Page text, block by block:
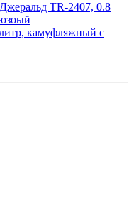
TR-2407, 0.8
камуфляжный с